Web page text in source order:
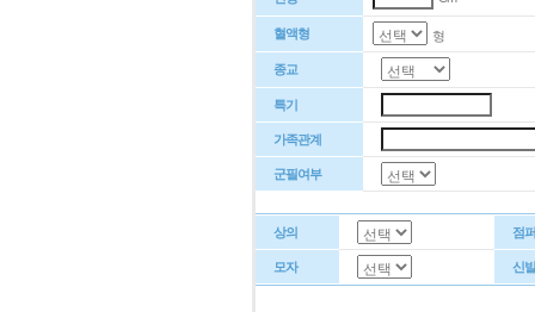
혈액형 형
종교
특기
가족관계
군필여부
상의 점퍼
모자 신발